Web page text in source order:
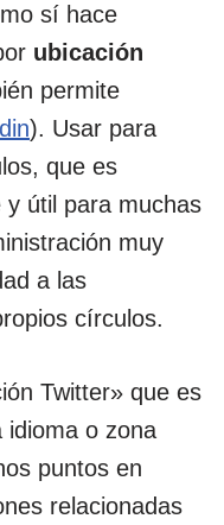
sí hace
ubicación
permite
). Usar para
que es
y útil para muchas
muy
a las
círculos.
Twitter» que es
idioma o zona
puntos en
relacionadas